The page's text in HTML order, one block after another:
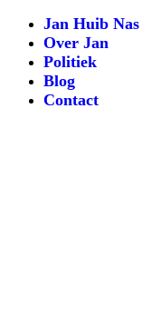
Jan Huib Nas
Over Jan
Politiek
Blog
Contact